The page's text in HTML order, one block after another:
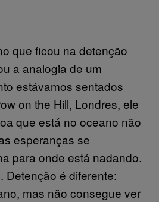
que ficou na detenção
a analogia de um
estávamos sentados
on the Hill, Londres, ele
que está no oceano não
esperanças se
para onde está nadando.
Detenção é diferente:
mas não consegue ver